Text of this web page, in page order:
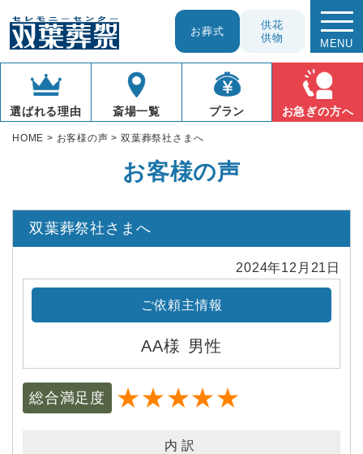
お葬式
供花
供物
MENU
選ばれる理由 斎場一覧 プラン お急ぎの方へ
HOME > お客様の声 >双葉葬祭社さまへ
お客様の声
双葉葬祭社さまへ
2024年12月21日
ご依頼主情報
AA様 男性
総合満足度 ★★★★★
内訳